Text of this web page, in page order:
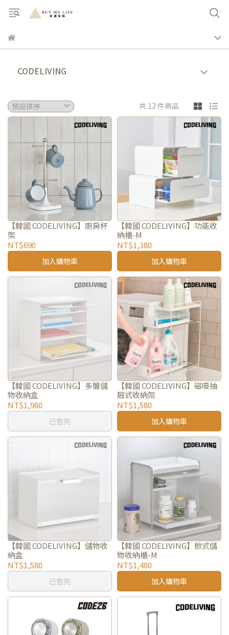
CODELIVING
共 12 件商品
【韓國 CODELIVING】廚房杯
架
NT$690
加入購物車
【韓國 CODELIVING】功能收
納櫃-M
NT$1,380
加入購物車
【韓國 CODELIVING】多層儲
物收納盒
NT$1,980
已售完
【韓國 CODELIVING】磁吸抽
屜式收納架
NT$1,580
加入購物車
【韓國 CODELIVING】儲物收
納盒
NT$1,580
已售完
【韓國 CODELIVING】掀式儲
物收納櫃-M
NT$1,480
加入購物車